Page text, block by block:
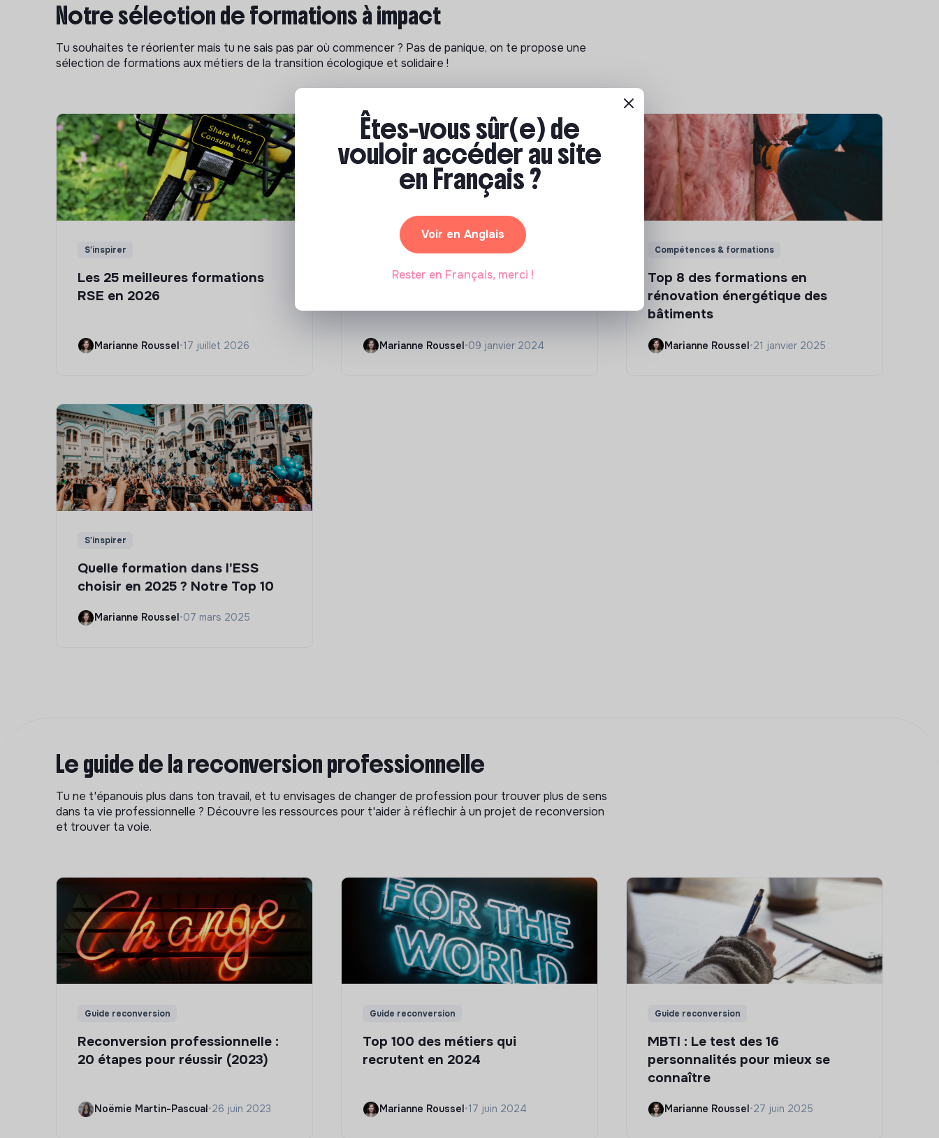
Notre sélection de formations à impact
Tu souhaites te réorienter mais tu ne sais pas par où commencer ? Pas de panique, on te propose une
sélection de formations aux métiers de la transition écologique et solidaire !
S'inspirer
Les 25 meilleures formations
RSE en 2026
Marianne Roussel•17 juillet 2026
Compétences & formations
Comment se former à la
Marianne Roussel•09 janvier 2024
Compétences & formations
Top 8 des formations en
rénovation énergétique des
bâtiments
Marianne Roussel•21 janvier 2025
S'inspirer
Quelle formation dans l'ESS
choisir en 2025 ? Notre Top 10
Marianne Roussel •07 mars 2025
Le guide de la reconversion professionnelle
Tu ne t'épanouis plus dans ton travail, et tu envisages de changer de profession pour trouver plus de sens
dans ta vie professionnelle ? Découvre les ressources pour t'aider à réflechir à un projet de reconversion
et trouver ta voie.
Guide reconversion
Reconversion professionnelle :
20 étapes pour réussir (2023)
Noëmie Martin-Pascual•26 juin 2023
Guide reconversion
Top 100 des métiers qui
recrutent en 2024
Marianne Roussel•17 juin 2024
Guide reconversion
MBTI : Le test des 16
personnalités pour mieux se
connaître
Marianne Roussel•27 juin 2025
Êtes-vous sûr(e) de
vouloir accéder au site
en Français ?
Voir en Anglais
Rester en Français, merci !